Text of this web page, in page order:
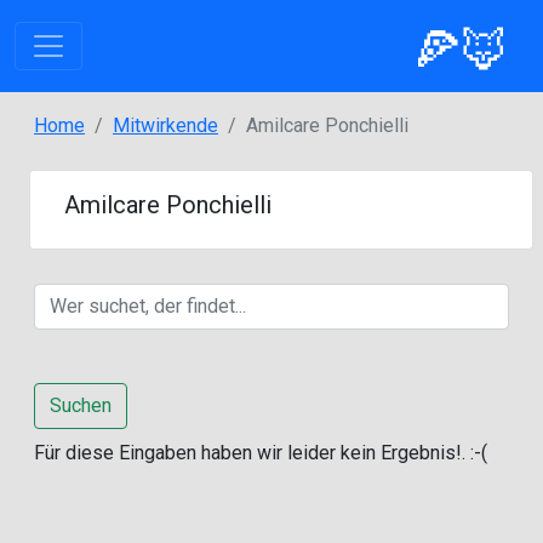
🍕🦊
Home Mitwirkende Amilcare Ponchielli
Amilcare Ponchielli
Suchen
Für diese Eingaben haben wir leider kein Ergebnis!. :-(